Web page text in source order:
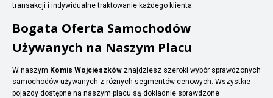
transakcji i indywidualne traktowanie każdego klienta.
Bogata Oferta Samochodów
Używanych na Naszym Placu
W naszym Komis Wojcieszków znajdziesz szeroki wybór sprawdzonych
samochodów używanych z różnych segmentów cenowych. Wszystkie
pojazdy dostępne na naszym placu są dokładnie sprawdzone